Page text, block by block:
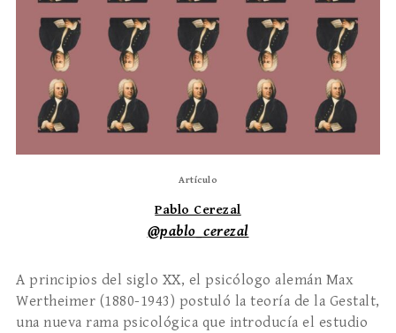
Artículo
Pablo Cerezal
@pablo_cerezal
A principios del siglo XX, el psicólogo alemán Max
Wertheimer (1880-1943) postuló la teoría de la Gestalt,
una nueva rama psicológica que introducía el estudio